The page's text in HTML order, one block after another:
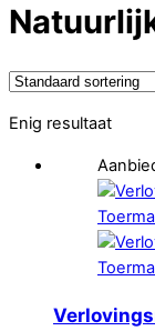
Enig resultaat